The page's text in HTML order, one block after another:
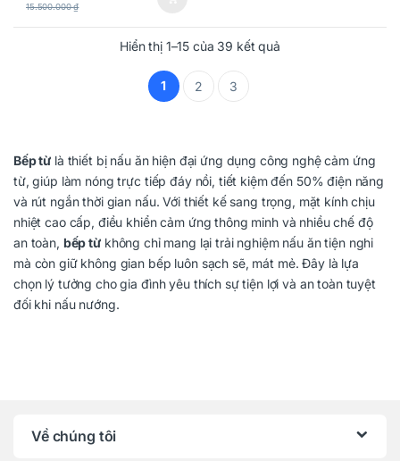
15.500.000₫
Hiển thị 1–15 của 39 kết quả
1 2 3
Bếp từ là thiết bị nấu ăn hiện đại ứng dụng công nghệ cảm ứng
từ, giúp làm nóng trực tiếp đáy nồi, tiết kiệm đến 50% điện năng
và rút ngắn thời gian nấu. Với thiết kế sang trọng, mặt kính chịu
nhiệt cao cấp, điều khiển cảm ứng thông minh và nhiều chế độ
an toàn, bếp từkhông chỉ mang lại trải nghiệm nấu ăn tiện nghi
mà còn giữ không gian bếp luôn sạch sẽ, mát mẻ. Đây là lựa
chọn lý tưởng cho gia đình yêu thích sự tiện lợi và an toàn tuyệt
đối khi nấu nướng.
Về chúng tôi